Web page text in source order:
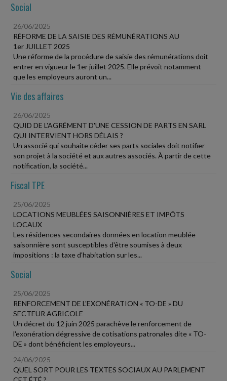
Social
26/06/2025
RÉFORME DE LA SAISIE DES RÉMUNÉRATIONS AU
1er JUILLET 2025
Une réforme de la procédure de saisie des rémunérations doit
entrer en vigueur le 1er juillet 2025. Elle prévoit notamment
que les employeurs auront un...
Vie des affaires
26/06/2025
QUID DE L'AGRÉMENT D'UNE CESSION DE PARTS EN SARL
QUI INTERVIENT HORS DÉLAIS ?
Un associé qui souhaite céder ses parts sociales doit notifier
son projet à la société et aux autres associés. À partir de cette
notification, la société...
Fiscal TPE
25/06/2025
LOCATIONS MEUBLÉES SAISONNIÈRES ET IMPÔTS
LOCAUX
Les résidences secondaires données en location meublée
saisonnière sont susceptibles d'être soumises à deux
impositions : la taxe d'habitation sur les...
Social
25/06/2025
RENFORCEMENT DE L'EXONÉRATION « TO-DE » DU
SECTEUR AGRICOLE
Un décret du 12 juin 2025 parachève le renforcement de
l'exonération dégressive de cotisations patronales dite « TO-
DE » dont bénéficient les employeurs...
24/06/2025
QUEL SORT POUR LES TEXTES SOCIAUX AU PARLEMENT